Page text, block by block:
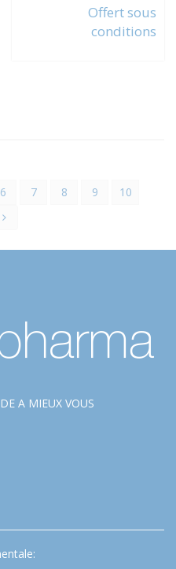
Offert sous
conditions
6 7 8 9
10
A MIEUX VOUS